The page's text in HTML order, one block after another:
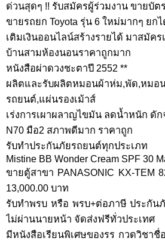
ด่วนสุดๆ !! รับสมัครผู้ร่วมงาน ขายบัต
ขายรถยก Toyota รุ่น 6 ใหม่มากๆ ยก
เติมเงินออนไลน์สร้างรายได้ มาสมัค
บ้านสามห้องนอนราคาถูกมาก
หนังสือผ่าดวงชะตาปี 2552 **
ผลิตและรับผลิตหมอนผ้าห่ม,พัด,หมอ
รถยนต์,แผ่นรองเม้าส์
เร่งการเผาผลาญไขมัน ลดน้ำหนัก ดั
N70 มือ2 สภาพดีมาก ราคาถูก
รับทำประกันภัยรถยนต์ทุกประเภท
Mistine BB Wonder Cream SPF 30
ขายตู้สาขา PANASONIC KX-TEM
13,000.00 บาท
รับทำพรบ หรือ พรบ+ต่อภาษี ประกัน
ไม่ผ่านนายหน้า จัดส่งฟรีทั่วประเทศ
มีหนังสือเรียนพิเศษของรร กวดวิชา